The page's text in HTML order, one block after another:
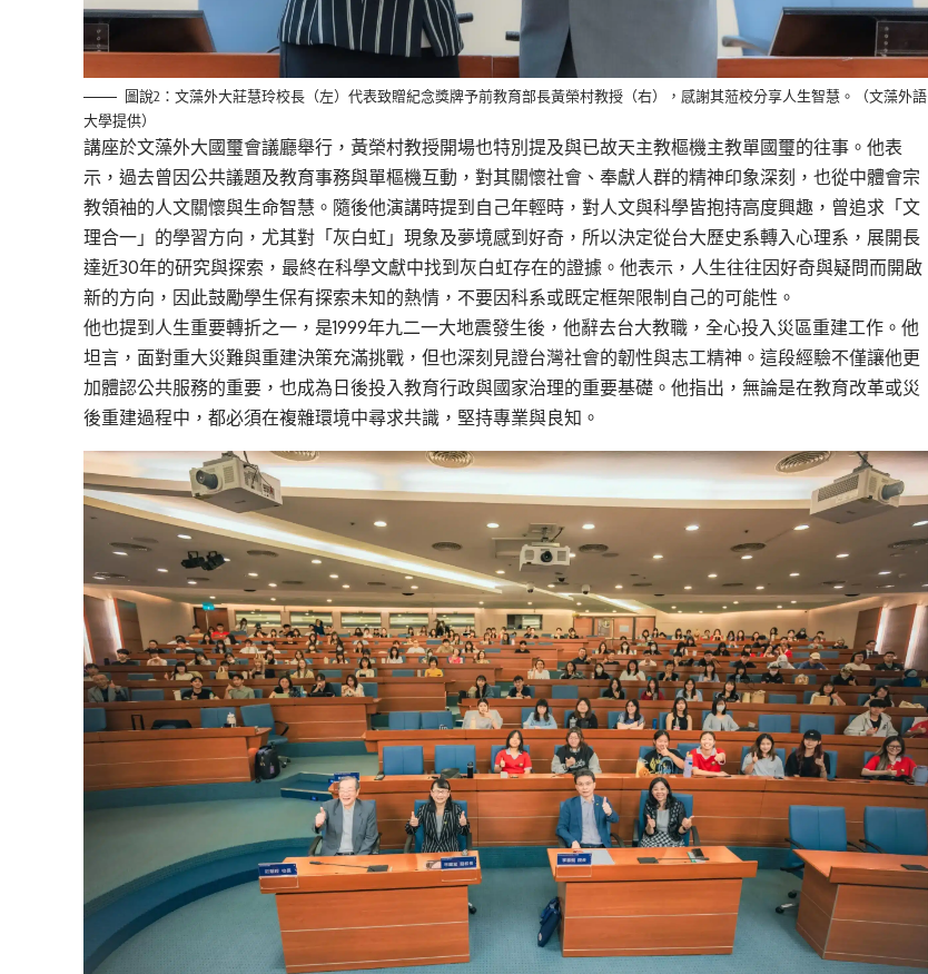
圖說2：文藻外大莊慧玲校長（左）代表致贈紀念獎牌予前教育部長黃榮村教授（右），感謝其蒞校分享人生智慧。（文藻外語
大學提供）
講座於文藻外大國璽會議廳舉行，黃榮村教授開場也特別提及與已故天主教樞機主教單國璽的往事 。他表
示 ，過去曾因公共議題及教育事務與單樞機互動，對其關懷社會、奉獻人群的精神印象深刻，也從中體會宗
教領袖的人文關懷與生命智慧。 隨後他演講時提到自己年輕時 ，對人文與科學皆抱持高度興趣，曾追求「文
理合一」的學習方向 ，尤其對「灰白虹」現象及夢境感到好奇， 所以決定從台大歷史系轉入心理系，展開長
達近30年的研究與探索，最終在科學文獻中找到灰白虹存在的證據。他表示，人生往往因好奇與疑問而開啟
新的方向， 因此鼓勵學生保有探索未知的熱情，不要因科系或既定框架限制自己的可能性。
他也提到 人生重要轉折之一 ， 是1999年九二一大地震發生後，他辭去台大教職，全心投入災區重建工作 。他
坦言，面對重大災難與重建決策充滿挑戰，但也深刻見證台灣社會的韌性與志工精神。這段經驗不僅讓他更
加體認公共服務的重要，也成為日後投入教育行政與國家治理的重要基礎 。他指出，無論是在教育改革或災
後重建過程中，都必須在複雜環境中尋求共識，堅持專業與良知。